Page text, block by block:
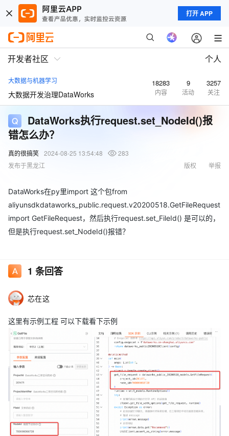
打开 APP
开发者社区 个人
大数据与机器学习
大数据开发治理DataWorks
18283
内容
9
活动
3257
关注
DataWorks执行request.set_NodeId()报
错怎么办？
真的很搞笑 2024-08-25 13:54:48
283
发布于黑龙江
举报
版权
DataWorks在py里import 这个包from
aliyunsdkdataworks_public.request.v20200518.GetFileRequest
import GetFileRequest，然后执行request.set_FileId() 是可以的，
但是执行request.set_NodeId()报错？
1 条回答
芯在这
这里有示例工程 可以下载看下示例